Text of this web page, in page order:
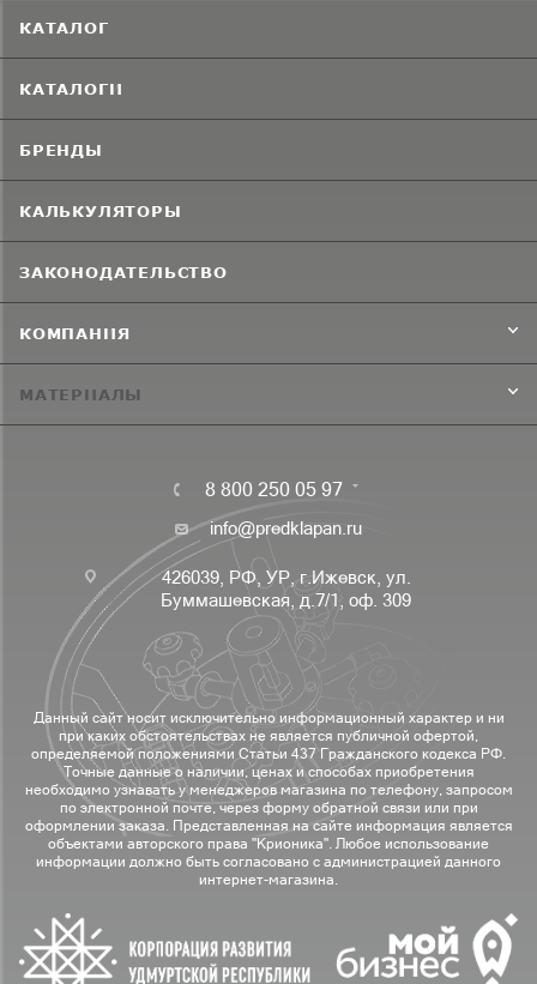
КАТАЛОГ
КАТАЛОГИ
БРЕНДЫ
КАЛЬКУЛЯТОРЫ
ЗАКОНОДАТЕЛЬСТВО
КОМПАНИЯ
МАТЕРИАЛЫ
8 800 250 05 97
info@predklapan.ru
426039, РФ, УР, г.Ижевск, ул.
Буммашевская, д.7/1, оф. 309
Данный сайт носит исключительно информационный характер и ни
при каких обстоятельствах не является публичной офертой,
определяемой положениями Статьи 437 Гражданского кодекса РФ.
Точные данные о наличии, ценах и способах приобретения
необходимо узнавать у менеджеров магазина по телефону, запросом
по электронной почте, через форму обратной связи или при
оформлении заказа. Представленная на сайте информация является
объектами авторского права "Крионика". Любое использование
информации должно быть согласовано с администрацией данного
интернет-магазина.